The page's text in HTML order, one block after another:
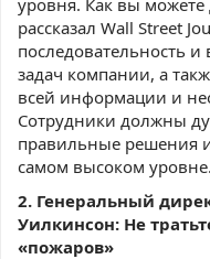
уровня. Как вы можете
рассказал Wall Street
последовательность
задач компании, а
всей информации и
Сотрудники должны
правильные решения
самом высоком уровне.
2. Генеральный
Уилкинсон: Не
«пожаров»